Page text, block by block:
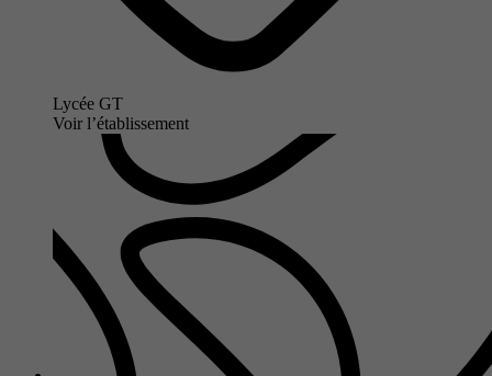
Lycée GT
Voir l’établissement